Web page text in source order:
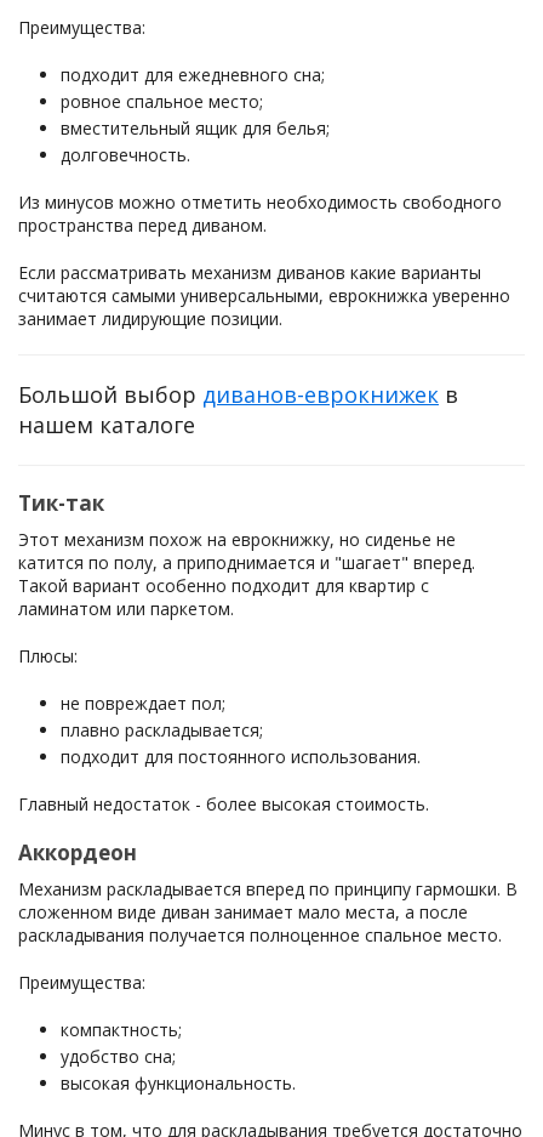
Преимущества:
подходит для ежедневного сна;
ровное спальное место;
вместительный ящик для белья;
долговечность.
Из минусов можно отметить необходимость свободного
пространства перед диваном.
Если рассматривать механизм диванов какие варианты
считаются самыми универсальными, еврокнижка уверенно
занимает лидирующие позиции.
Большой выбор диванов-еврокнижек в
нашем каталоге
Тик-так
Этот механизм похож на еврокнижку, но сиденье не
катится по полу, а приподнимается и "шагает" вперед.
Такой вариант особенно подходит для квартир с
ламинатом или паркетом.
Плюсы:
не повреждает пол;
плавно раскладывается;
подходит для постоянного использования.
Главный недостаток - более высокая стоимость.
Аккордеон
Механизм раскладывается вперед по принципу гармошки. В
сложенном виде диван занимает мало места, а после
раскладывания получается полноценное спальное место.
Преимущества:
компактность;
удобство сна;
высокая функциональность.
Минус в том, что для раскладывания требуется достаточно